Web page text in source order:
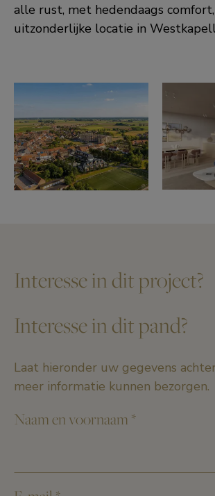
alle rust, met hedendaags
uitzonderlijke locatie in
Interesse in dit project?
Interesse in dit pand?
Laat hieronder uw gegevens
meer informatie kunnen bezorgen.
Naam en voornaam *